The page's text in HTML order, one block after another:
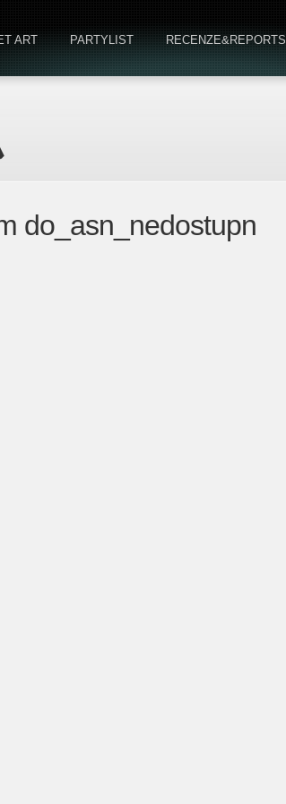
ART PARTYLIST RECENZE&REPORTS
do_asn_nedostupn